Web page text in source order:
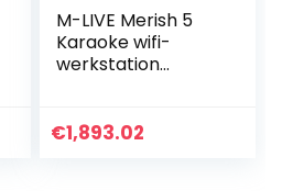
M-LIVE Merish 5
Karaoke wifi-
werkstation
muziekbasis
€1,893.02